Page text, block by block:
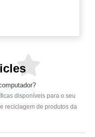
disponíveis para o seu
reciclagem de produtos da